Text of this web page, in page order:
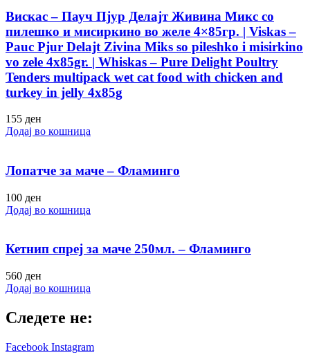
Вискас – Пауч Пјур Делајт Живина Микс со
пилешко и мисиркино во желе 4×85гр. | Viskas –
Pauc Pjur Delajt Zivina Miks so pileshko i misirkino
vo zele 4x85gr. | Whiskas – Pure Delight Poultry
Tenders multipack wet cat food with chicken and
turkey in jelly 4x85g
155 ден
Додај во кошница
Лопатче за маче – Фламинго
100 ден
Додај во кошница
Кетнип спреј за маче 250мл. – Фламинго
560 ден
Додај во кошница
Следете не:
Facebook Instagram